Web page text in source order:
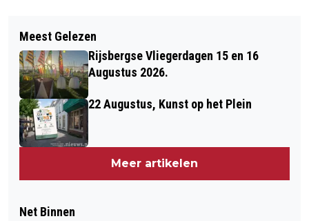
Meest Gelezen
Rijsbergse Vliegerdagen 15 en 16
Augustus 2026.
22 Augustus, Kunst op het Plein
Meer artikelen
Net Binnen